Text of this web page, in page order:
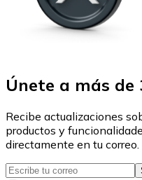
Únete a más de
Recibe actualizaciones
productos y
directamente en tu correo.